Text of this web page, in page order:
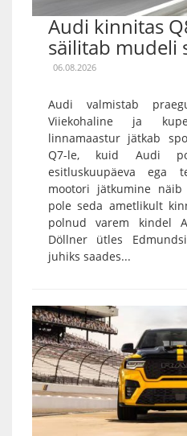
Audi kinnitas
säilitab
06.08.2026
Audi valmistab
Viiekohaline ja
linnamaastur jätkab
Q7-le, kuid Audi
esitluskuupäeva ega
mootori jätkumine
pole seda ametlikult
polnud varem kindel
Döllner ütles
juhiks saades...